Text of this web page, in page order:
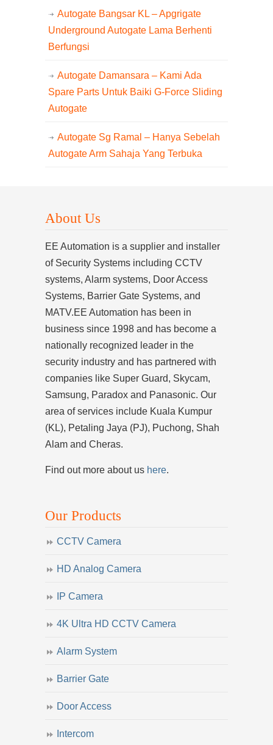
Autogate Bangsar KL – Apgrigate
Underground Autogate Lama Berhenti
Berfungsi
Autogate Damansara – Kami Ada
Spare Parts Untuk Baiki G-Force Sliding
Autogate
Autogate Sg Ramal – Hanya Sebelah
Autogate Arm Sahaja Yang Terbuka
About Us
EE Automation is a supplier and installer
of Security Systems including CCTV
systems, Alarm systems, Door Access
Systems, Barrier Gate Systems, and
MATV.EE Automation has been in
business since 1998 and has become a
nationally recognized leader in the
security industry and has partnered with
companies like Super Guard, Skycam,
Samsung, Paradox and Panasonic. Our
area of services include Kuala Kumpur
(KL), Petaling Jaya (PJ), Puchong, Shah
Alam and Cheras.
Find out more about us here.
Our Products
CCTV Camera
HD Analog Camera
IP Camera
4K Ultra HD CCTV Camera
Alarm System
Barrier Gate
Door Access
Intercom